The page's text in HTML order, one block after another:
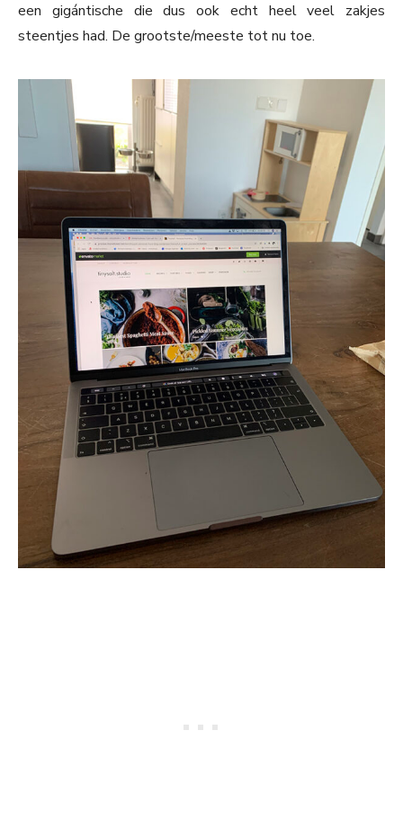
een gigántische die dus ook echt heel veel zakjes
steentjes had. De grootste/meeste tot nu toe.